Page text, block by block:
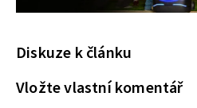
Diskuze k článku
Vložte vlastní komentář